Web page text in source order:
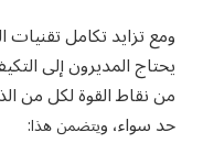
ومع تزايد تكامل
يحتاج المديرون إلى
من نقاط القوة لكل من
حد سواء، ويتضمن هذا: